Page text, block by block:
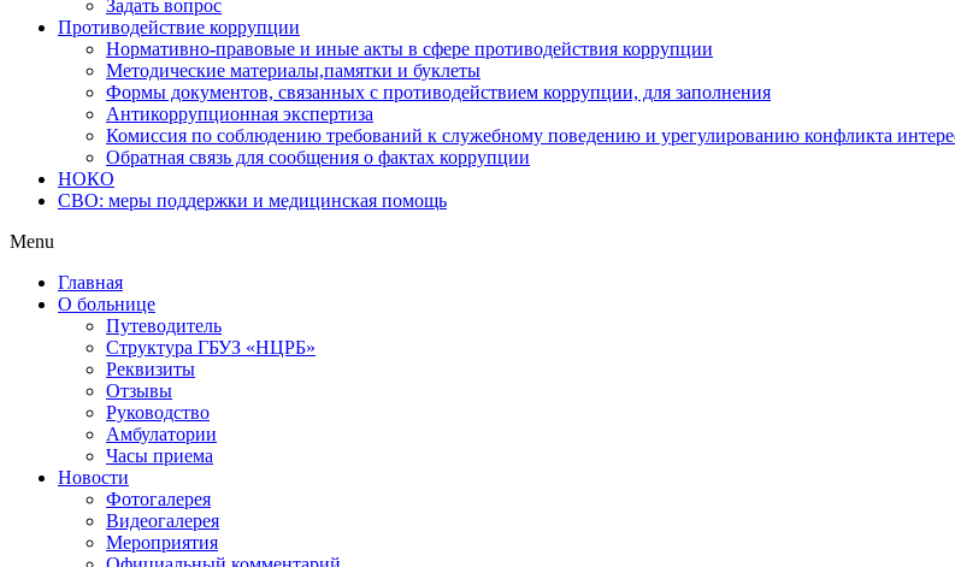
Задать вопрос
Противодействие коррупции
Нормативно-правовые и иные акты в сфере противодействия коррупции
Методические материалы,памятки и буклеты
Формы документов, связанных с противодействием коррупции, для заполнения
Антикоррупционная экспертиза
Комиссия по соблюдению требований к служебному поведению и урегулированию конфликта
Обратная связь для сообщения о фактах коррупции
НОКО
СВО: меры поддержки и медицинская помощь
Menu
Главная
О больнице
Путеводитель
Структура ГБУЗ «НЦРБ»
Реквизиты
Отзывы
Руководство
Амбулатории
Часы приема
Новости
Фотогалерея
Видеогалерея
Мероприятия